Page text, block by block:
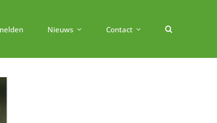
Nieuws Contact